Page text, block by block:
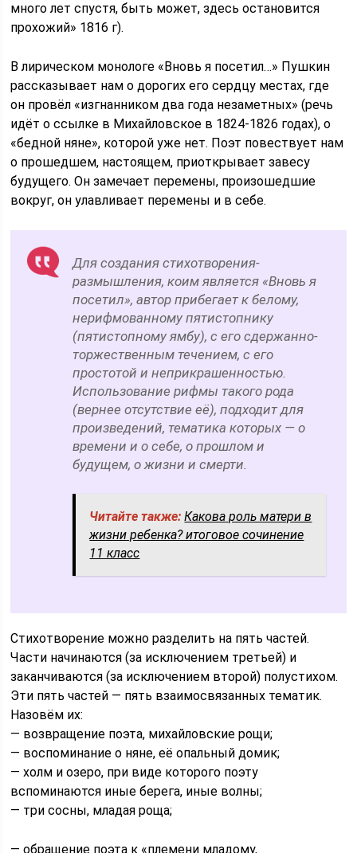
много лет спустя, быть может, здесь остановится
прохожий» 1816 г).
В лирическом монологе «Вновь я посетил…» Пушкин
рассказывает нам о дорогих его сердцу местах, где
он провёл «изгнанником два года незаметных» (речь
идёт о ссылке в Михайловское в 1824-1826 годах), о
«бедной няне», которой уже нет. Поэт повествует нам
о прошедшем, настоящем, приоткрывает завесу
будущего. Он замечает перемены, произошедшие
вокруг, он улавливает перемены и в себе.
Для создания стихотворения-
размышления, коим является «Вновь я
посетил», автор прибегает к белому,
нерифмованному пятистопнику
(пятистопному ямбу), с его сдержанно-
торжественным течением, с его
простотой и неприкрашенностью.
Использование рифмы такого рода
(вернее отсутствие её), подходит для
произведений, тематика которых — о
времени и о себе, о прошлом и
будущем, о жизни и смерти.
Читайте также: Какова роль матери в
жизни ребенка? итоговое сочинение
11 класс
Стихотворение можно разделить на пять частей.
Части начинаются (за исключением третьей) и
заканчиваются (за исключением второй) полустихом.
Эти пять частей — пять взаимосвязанных тематик.
Назовём их:
— возвращение поэта, михайловские рощи;
— воспоминание о няне, её опальный домик;
— холм и озеро, при виде которого поэту
вспоминаются иные берега, иные волны;
— три сосны, младая роща;
— обращение поэта к «племени младому,